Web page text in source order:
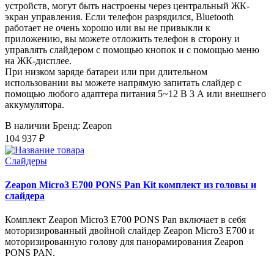
устройств, могут быть настроены через центральный ЖК-
экран управления. Если телефон разрядился, Bluetooth
работает не очень хорошо или вы не привыкли к
приложению, вы можете отложить телефон в сторону и
управлять слайдером с помощью кнопок и с помощью меню
на ЖК-дисплее.
При низком заряде батареи или при длительном
использовании вы можете напрямую запитать слайдер с
помощью любого адаптера питания 5~12 В 3 А или внешнего
аккумулятора.
В наличии Бренд: Zeapon
104 937 ₽
Слайдеры
Zeapon Micro3 E700 PONS Pan Kit комплект из головы и
слайдера
Комплект Zeapon Micro3 E700 PONS Pan включает в себя
моторизированный двойной слайдер Zeapon Micro3 E700 и
моторизированную голову для панорамирования Zeapon
PONS PAN.